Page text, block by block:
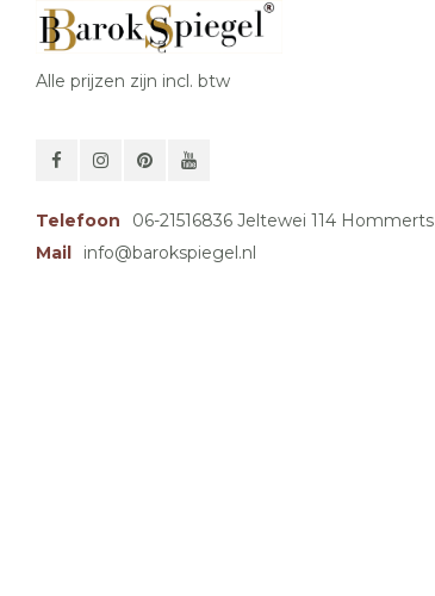
Alle prijzen zijn incl. btw
Telefoon
06-21516836 Jeltewei 114 Hommerts
Mail
info@barokspiegel.nl